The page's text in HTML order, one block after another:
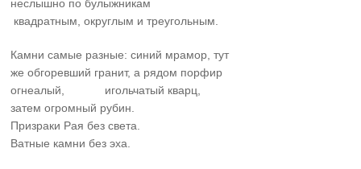
неслышно по булыжникам
квадратным, округлым и треугольным.
Камни самые разные: синий мрамор, тут
же обгоревший гранит, а рядом порфир
огнеалый,
игольчатый кварц,
затем огромный рубин.
Призраки Рая без света.
Ватные камни без эха.